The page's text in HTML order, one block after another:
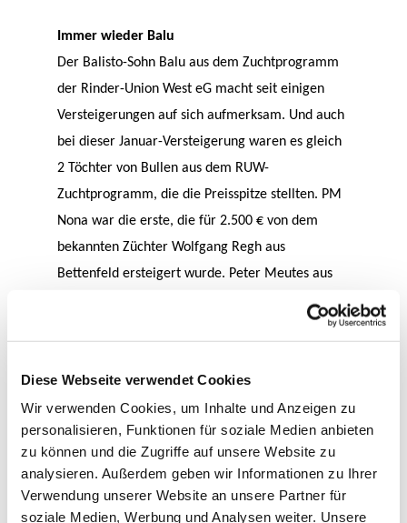
Diese Webseite verwendet Cookies
Wir verwenden Cookies, um Inhalte und Anzeigen zu
personalisieren, Funktionen für soziale Medien anbieten
zu können und die Zugriffe auf unsere Website zu
analysieren. Außerdem geben wir Informationen zu Ihrer
Verwendung unserer Website an unsere Partner für
soziale Medien, Werbung und Analysen weiter. Unsere
Immer wieder Balu
Der Balisto-Sohn Balu aus dem Zuchtprogramm
der Rinder-Union West eG macht seit einigen
Versteigerungen auf sich aufmerksam. Und auch
bei dieser Januar-Versteigerung waren es gleich
2 Töchter von Bullen aus dem RUW-
Zuchtprogramm, die die Preisspitze stellten. PM
Nona war die erste, die für 2.500 € von dem
bekannten Züchter Wolfgang Regh aus
Bettenfeld ersteigert wurde. Peter Meutes aus
Rommersheim präsentierte diese fehlerfreie
kg. Die Großmutter hat bereits über 100.000 kg
Milch geleistet, ein Grund mehr dieses
Kraftpaket zu ersteigern. Und die jüngste
Holsteinfärse der Versteigerung brachte
ebenfalls 2.500 € im Zuschlag für einen
westfälischen Milchviehhalter. Die
SELECT